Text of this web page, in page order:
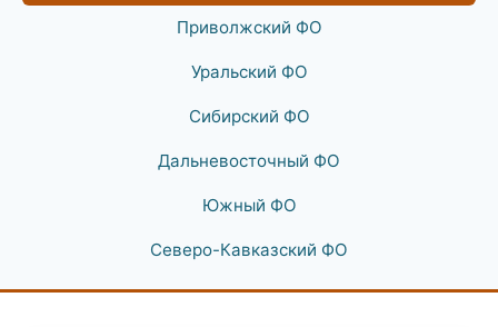
Приволжский ФО
Уральский ФО
Сибирский ФО
Дальневосточный ФО
Южный ФО
Северо-Кавказский ФО